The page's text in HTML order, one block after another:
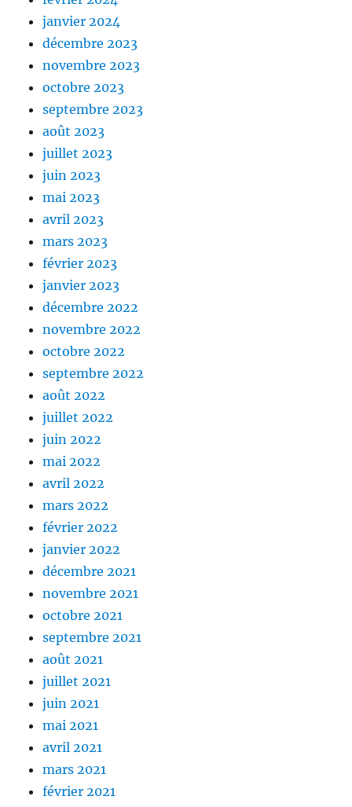
janvier 2024
décembre 2023
novembre 2023
octobre 2023
septembre 2023
août 2023
juillet 2023
juin 2023
mai 2023
avril 2023
mars 2023
février 2023
janvier 2023
décembre 2022
novembre 2022
octobre 2022
septembre 2022
août 2022
juillet 2022
juin 2022
mai 2022
avril 2022
mars 2022
février 2022
janvier 2022
décembre 2021
novembre 2021
octobre 2021
septembre 2021
août 2021
juillet 2021
juin 2021
mai 2021
avril 2021
mars 2021
février 2021